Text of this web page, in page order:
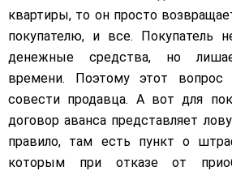
квартиры, то он просто
покупателю, и все. Покупатель
денежные средства, но
времени. Поэтому этот вопрос
совести продавца. А вот для
договор аванса представляет
правило, там есть пункт о
которым при отказе от